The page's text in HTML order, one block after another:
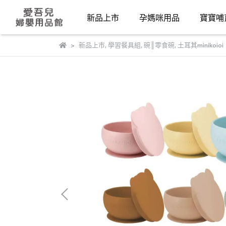
新品上市 孕媽咪用品 寶寶
新品上市, 學習餐具組, 碗║零食碗, 土耳其minikoioi